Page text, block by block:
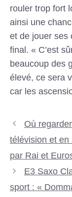
rouler trop fort
ainsi une
et de jouer ses
final. « C’est
beaucoup des
élevé, ce sera
car les
Où
télévision et
par Rai et
E3 Saxo
sport : «